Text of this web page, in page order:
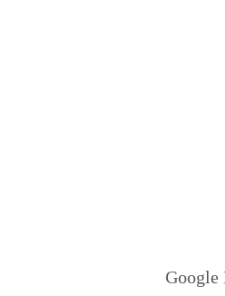
Google